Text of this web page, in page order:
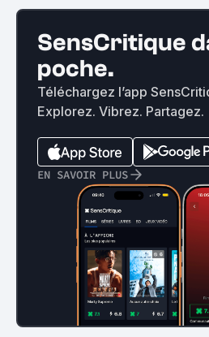
SensCritique
poche.
Téléchargez l’app
Explorez. Vibrez. Partagez.
EN SAVOIR PLUS